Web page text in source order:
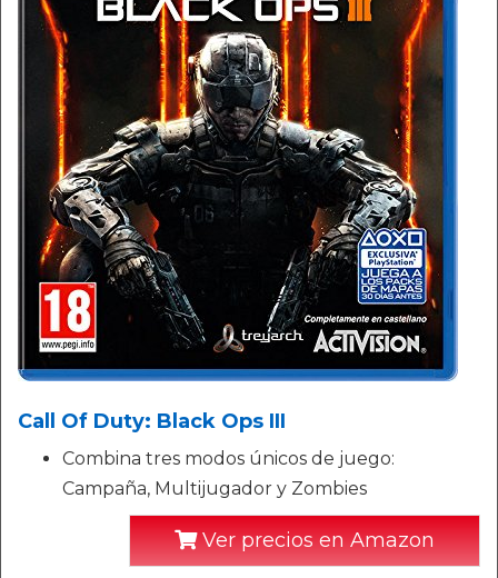
Call Of Duty: Black Ops III
Combina tres modos únicos de juego:
Campaña, Multijugador y Zombies
Ver precios en Amazon